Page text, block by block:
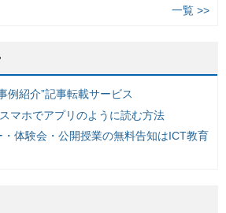
一覧 >>
例紹介”記事転載サービス
マホでアプリのように読む方法
体験会・公開授業の無料告知はICT教育